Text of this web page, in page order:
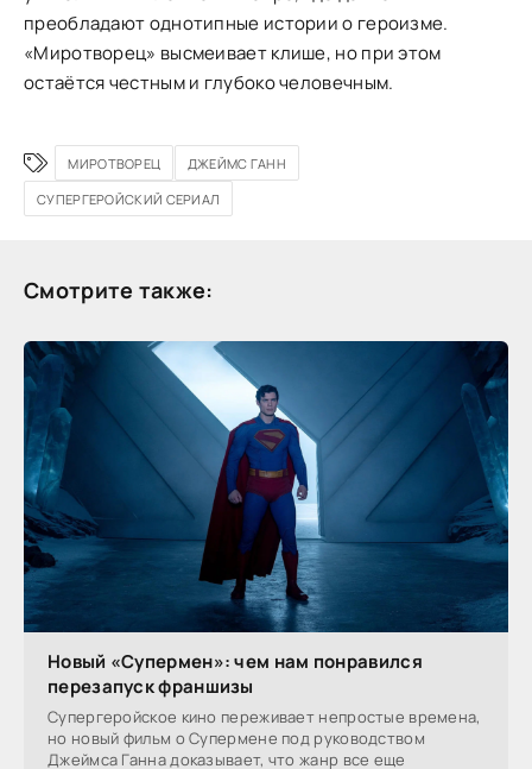
преобладают однотипные истории о героизме.
«Миротворец» высмеивает клише, но при этом
остаётся честным и глубоко человечным.
МИРОТВОРЕЦ
ДЖЕЙМС ГАНН
СУПЕРГЕРОЙСКИЙ СЕРИАЛ
Смотрите также:
Новый «Супермен»: чем нам понравился
перезапуск франшизы
Супергеройское кино переживает непростые времена,
но новый фильм о Супермене под руководством
Джеймса Ганна доказывает, что жанр все еще